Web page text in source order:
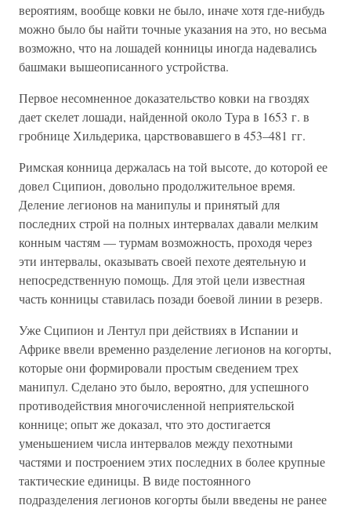
вероятиям, вообще ковки не было, иначе хотя где-нибудь
можно было бы найти точные указания на это, но весьма
возможно, что на лошадей конницы иногда надевались
башмаки вышеописанного устройства.
Первое несомненное доказательство ковки на гвоздях
дает скелет лошади, найденной около Тура в 1653 г. в
гробнице Хильдерика, царствовавшего в 453–481 гг.
Римская конница держалась на той высоте, до которой ее
довел Сципион, довольно продолжительное время.
Деление легионов на манипулы и принятый для
последних строй на полных интервалах давали мелким
конным частям — турмам возможность, проходя через
эти интервалы, оказывать своей пехоте деятельную и
непосредственную помощь. Для этой цели известная
часть конницы ставилась позади боевой линии в резерв.
Уже Сципион и Лентул при действиях в Испании и
Африке ввели временно разделение легионов на когорты,
которые они формировали простым сведением трех
манипул. Сделано это было, вероятно, для успешного
противодействия многочисленной неприятельской
коннице; опыт же доказал, что это достигается
уменьшением числа интервалов между пехотными
частями и построением этих последних в более крупные
тактические единицы. В виде постоянного
подразделения легионов когорты были введены не ранее